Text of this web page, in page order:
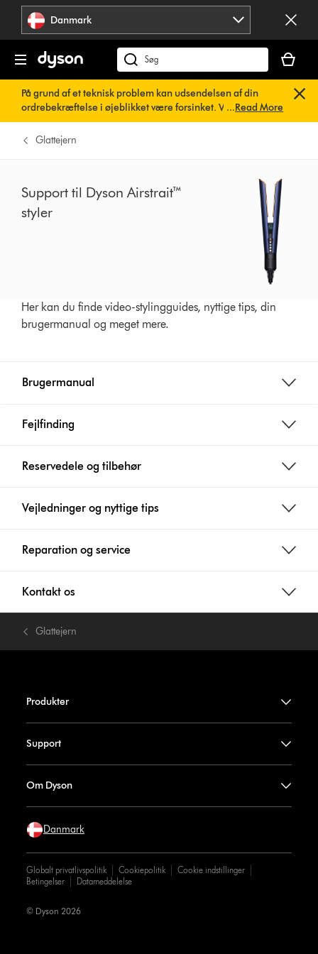
Spring
navigation
Danmark
Søg
på
dyson.dk
er
tom
På grund af et teknisk problem kan udsendelsen af din
ordrebekræftelse i øjeblikket være forsinket. Vi arbejder
allerede på en hurtig løsning.Du behøver ikke at foretage
dig noget. Din ordrebekræftelse vil snart blive sendt til dig
...Read More
Glattejern
Support til Dyson Airstrait™
styler
Her kan du finde video-stylingguides, nyttige tips, din
brugermanual og meget mere.
Brugermanual
Fejlfinding
Reservedele og tilbehør
Vejledninger og nyttige tips
Reparation og service
Kontakt os
Glattejern
Produkter
Support
Om Dyson
Danmark
Globalt privatlivspolitik Cookiepolitik
Cookie indstillinger
Betingelser
Datameddelelse
© Dyson 2026